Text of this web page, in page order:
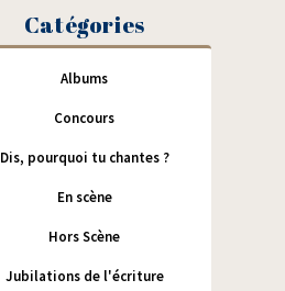
Catégories
Albums
Concours
Dis, pourquoi tu chantes ?
En scène
Hors Scène
Jubilations de l'écriture